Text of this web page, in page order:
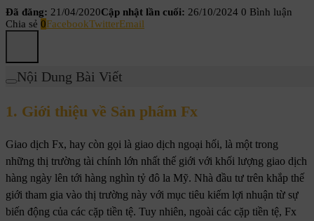
Đã đăng: 21/04/2020Cập nhật lần cuối: 26/10/2024 0 Bình luận
Chia sẻ 0FacebookTwitterEmail
Nội Dung Bài Viết
1. Giới thiệu về Sản phẩm Fx
Giao dịch Fx, hay còn gọi là giao dịch ngoại hối, là một trong
những thị trường tài chính lớn nhất thế giới với khối lượng giao dịch
hàng ngày lên tới hàng nghìn tỷ đô la Mỹ. Nhà đầu tư trên khắp thế
giới tham gia vào thị trường này với mục tiêu kiếm lợi nhuận từ sự
biến động của các cặp tiền tệ. Tuy nhiên, ngoài các cặp tiền tệ, Fx